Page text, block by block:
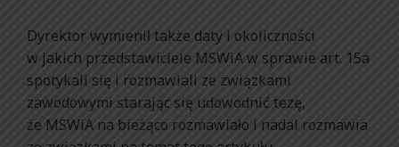
Dyrektor wymienił także daty i okoliczności
w jakich przedstawiciele MSWiA w sprawie art. 15a
spotykali się i rozmawiali ze związkami
zawodowymi starając się udowodnić tezę,
że MSWiA na bieżąco rozmawiało i nadal rozmawia